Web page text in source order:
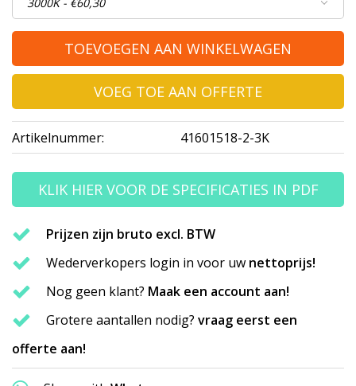
TOEVOEGEN AAN WINKELWAGEN
VOEG TOE AAN OFFERTE
Artikelnummer: 41601518-2-3K
KLIK HIER VOOR DE SPECIFICATIES IN PDF
Prijzen zijn bruto excl. BTW
Wederverkopers login in voor uw nettoprijs!
Nog geen klant? Maak een account aan!
Grotere aantallen nodig? vraag eerst een
offerte aan!